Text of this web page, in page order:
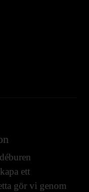
ett
gör vi genom